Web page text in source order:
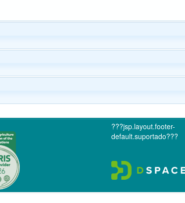
???jsp.layout.footer-
default.suportado???